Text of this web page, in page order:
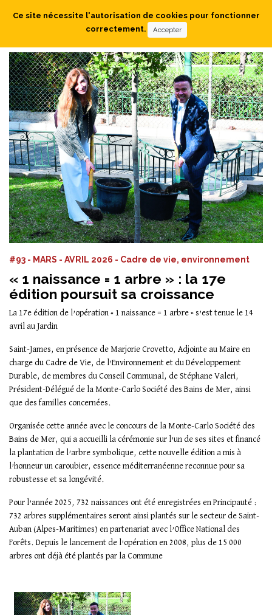
#93 - MARS - AVRIL 2026 - Cadre de vie, environnement
« 1 naissance = 1 arbre » : la 17e
édition poursuit sa croissance
La 17e édition de l’opération « 1 naissance = 1 arbre » s’est tenue le 14
avril au Jardin
Saint-James, en présence de Marjorie Crovetto, Adjointe au Maire en
charge du Cadre de Vie, de l’Environnement et du Développement
Durable, de membres du Conseil Communal, de Stéphane Valeri,
Président-Délégué de la Monte-Carlo Société des Bains de Mer, ainsi
que des familles concernées.
Organisée cette année avec le concours de la Monte-Carlo Société des
Bains de Mer, qui a accueilli la cérémonie sur l’un de ses sites et financé
la plantation de l’arbre symbolique, cette nouvelle édition a mis à
l’honneur un caroubier, essence méditerranéenne reconnue pour sa
robustesse et sa longévité.
Pour l’année 2025, 732 naissances ont été enregistrées en Principauté :
732 arbres supplémentaires seront ainsi plantés sur le secteur de Saint-
Auban (Alpes-Maritimes) en partenariat avec l’Office National des
Forêts. Depuis le lancement de l’opération en 2008, plus de 15 000
arbres ont déjà été plantés par la Commune
Ce site nécessite l'autorisation de cookies pour fonctionner
correctement.
Accepter